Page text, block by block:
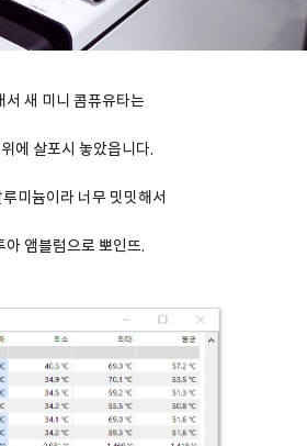
서 새 미니 콤퓨유타는
에 살포시 놓았읍니다.
미늄이라 너무 밋밋해서
아 앰블럼으로 뽀인뜨.